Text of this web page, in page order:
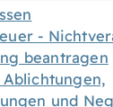
-
beantragen
und